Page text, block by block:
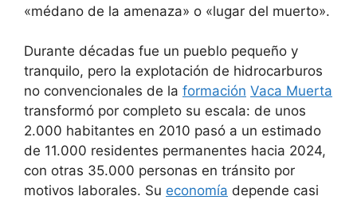
«médano de la amenaza» o «lugar del muerto».
Durante décadas fue un pueblo pequeño y
tranquilo, pero la explotación de hidrocarburos
no convencionales de la formación Vaca Muerta
transformó por completo su escala: de unos
2.000 habitantes en 2010 pasó a un estimado
de 11.000 residentes permanentes hacia 2024,
con otras 35.000 personas en tránsito por
motivos laborales. Su economía depende casi